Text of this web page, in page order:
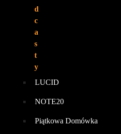
d
c
a
s
t
y
LUCID
NOTE20
Piątkowa Domówka